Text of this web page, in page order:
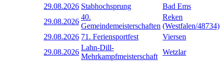
29.08.2026 Stabhochsprung
Bad Ems
29.08.2026
40.
Gemeindemeisterschaften
Reken
(Westfalen/48734)
29.08.2026 71. Feriensportfest
Viersen
29.08.2026
Lahn-Dill-
Mehrkampfmeisterschaft
Wetzlar